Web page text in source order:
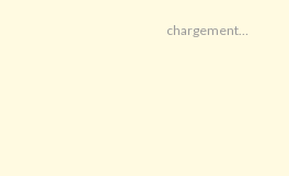
chargement…